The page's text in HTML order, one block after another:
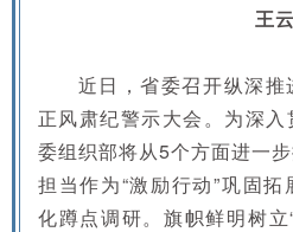
王
近日，省委召开纵深
正风肃纪警示大会。为深
委组织部将从5个方面进一
担当作为“激励行动”巩固
化蹲点调研。旗帜鲜明树